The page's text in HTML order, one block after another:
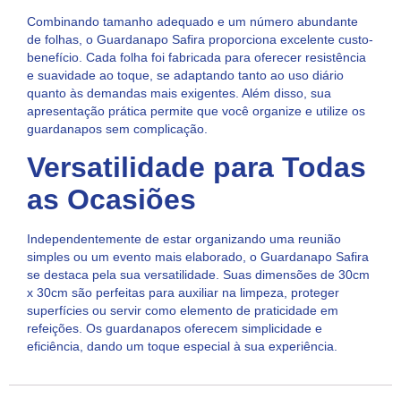
Combinando tamanho adequado e um número abundante
de folhas, o Guardanapo Safira proporciona excelente custo-
benefício. Cada folha foi fabricada para oferecer resistência
e suavidade ao toque, se adaptando tanto ao uso diário
quanto às demandas mais exigentes. Além disso, sua
apresentação prática permite que você organize e utilize os
guardanapos sem complicação.
Versatilidade para Todas
as Ocasiões
Independentemente de estar organizando uma reunião
simples ou um evento mais elaborado, o Guardanapo Safira
se destaca pela sua versatilidade. Suas dimensões de 30cm
x 30cm são perfeitas para auxiliar na limpeza, proteger
superfícies ou servir como elemento de praticidade em
refeições. Os guardanapos oferecem simplicidade e
eficiência, dando um toque especial à sua experiência.